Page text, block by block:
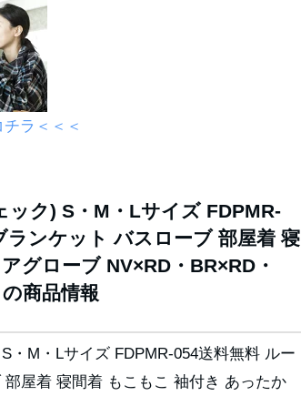
ラ＜＜＜
ック) S・M・Lサイズ FDPMR-
ンケット バスローブ 部屋着 寝
グローブ NV×RD・BR×RD・
商品情報
・M・Lサイズ FDPMR-054送料無料 ルー
屋着 寝間着 もこもこ 袖付き あったか